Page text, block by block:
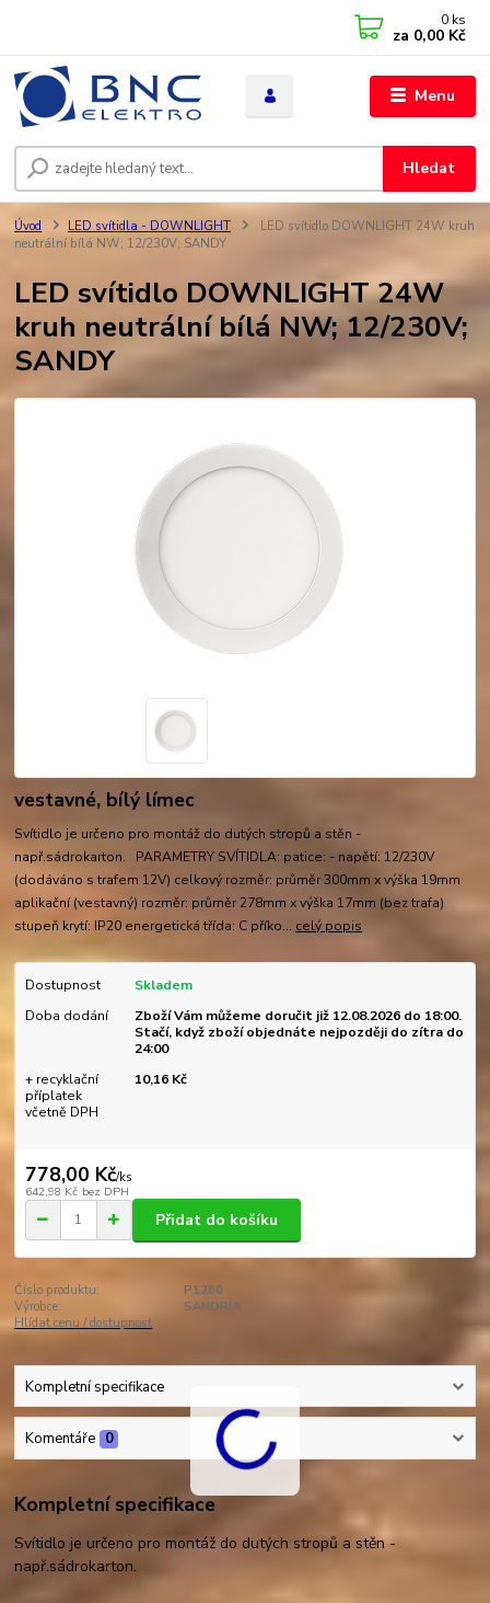
Menu
Hledat
0 ks
za 0,00 Kč
Úvod LED svítidla - DOWNLIGHT
LED svítidlo DOWNLIGHT 24W kruh
neutrální bílá NW; 12/230V; SANDY
LED svítidlo DOWNLIGHT 24W
kruh neutrální bílá NW; 12/230V;
SANDY
vestavné, bílý límec
Svítidlo je určeno pro montáž do dutých stropů a stěn -
např.sádrokarton. PARAMETRY SVÍTIDLA: patice: - napětí: 12/230V
(dodáváno s trafem 12V) celkový rozměr: průměr 300mm x výška 19mm
aplikační (vestavný) rozměr: průměr 278mm x výška 17mm (bez trafa)
stupeň krytí: IP20 energetická třída: C příko... celý popis
Dostupnost
Skladem
Doba dodání
Zboží Vám můžeme doručit již 12.08.2026 do 18:00.
Stačí, když zboží objednáte nejpozději do zítra do
24:00
+ recyklační
příplatek
včetně DPH
10,16 Kč
778,00 Kč/ks
642,98 Kč bez DPH
Přidat do košíku
Číslo produktu:
P1260
Výrobce:
SANDRIA
Hlídat cenu / dostupnost
Kompletní specifikace
Komentáře 0
Kompletní specifikace
Svítidlo je určeno pro montáž do dutých stropů a stěn -
např.sádrokarton.